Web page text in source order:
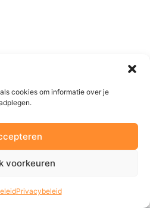
cookies om informatie over je
voorkeuren
Privacybeleid